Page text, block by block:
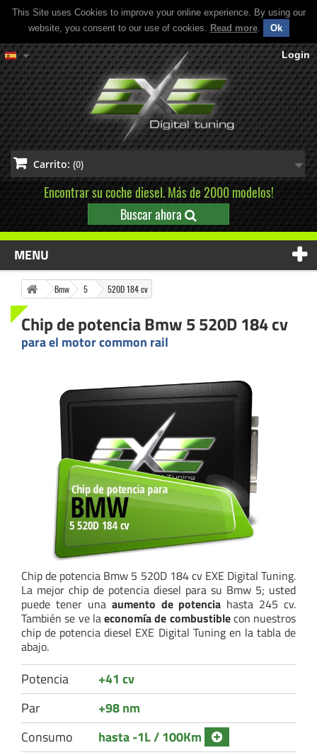
This Site uses Cookies to improve your online experience. By using our
website, you consent to our use of cookies. Read more. Ok
Login
Carrito: (0)
Encontrar su coche diesel. Más de 2000 modelos!
Buscar ahora
MENU
Bmw 5 520D 184 cv
Chip de potencia Bmw 5 520D 184 cv
para el motor common rail
Chip de potencia Bmw 5 520D 184 cv EXE Digital Tuning.
La mejor chip de potencia diesel para su Bmw 5; usted
puede tener una aumento de potencia hasta 245 cv.
También se ve laeconomía de combustiblecon nuestros
chip de potencia diesel EXE Digital Tuning en la tabla de
abajo.
Potencia
+41 cv
Par
+98 nm
Consumo
hasta -1L / 100Km